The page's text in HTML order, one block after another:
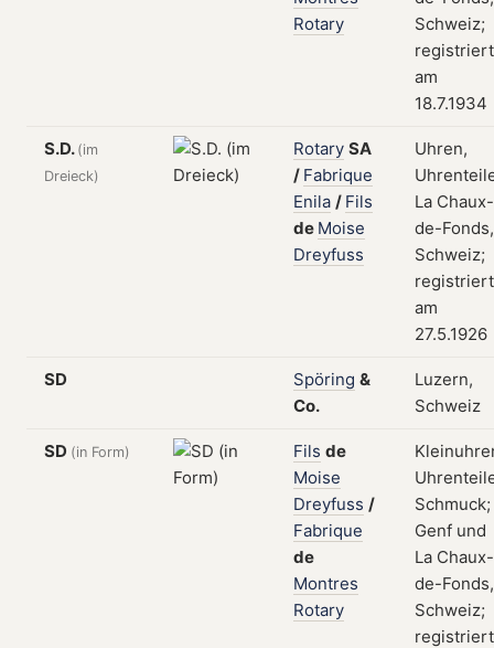
Rotary
Schweiz;
registriert
am
18.7.1934
S.D. (im
Dreieck)
Rotary SA
/ Fabrique
Enila / Fils
de Moise
Dreyfuss
Uhren,
La Chaux-
de-Fonds,
Schweiz;
registriert
am
27.5.1926
SD Spöring &
Co.
Luzern,
Schweiz
SD (in Form) Fils de
Moise
Dreyfuss /
Fabrique
de
Montres
Rotary
Schmuck;
Genf und
La Chaux-
de-Fonds,
Schweiz;
registriert